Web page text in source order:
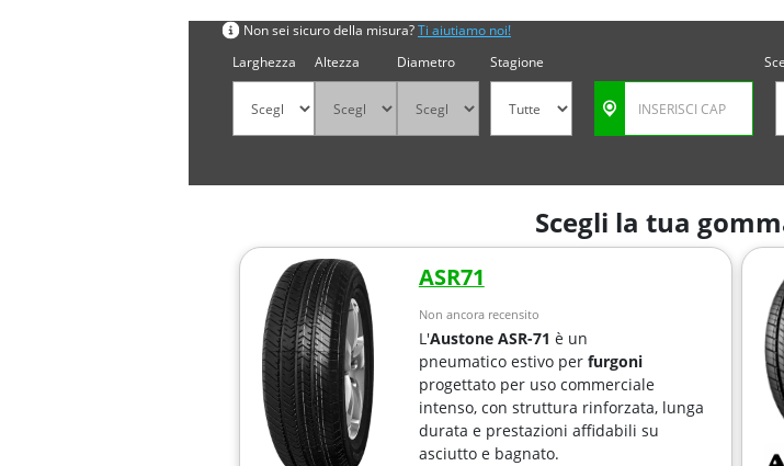
Non sei sicuro della misura?Ti aiutiamo noi!
Larghezza
Altezza Diametro Stagione
Scegli la tua
ASR71
Non ancora recensito
L'Austone ASR-71 è un
pneumatico estivo per furgoni
progettato per uso commerciale
intenso, con struttura rinforzata, lunga
durata e prestazioni affidabili su
asciutto e bagnato.